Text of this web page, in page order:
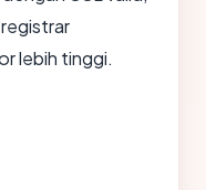
lebih tinggi.